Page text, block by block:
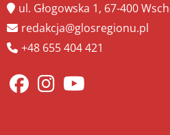
ul. Głogowska 1, 67-400
redakcja@glosregionu.pl
+48 655 404 421